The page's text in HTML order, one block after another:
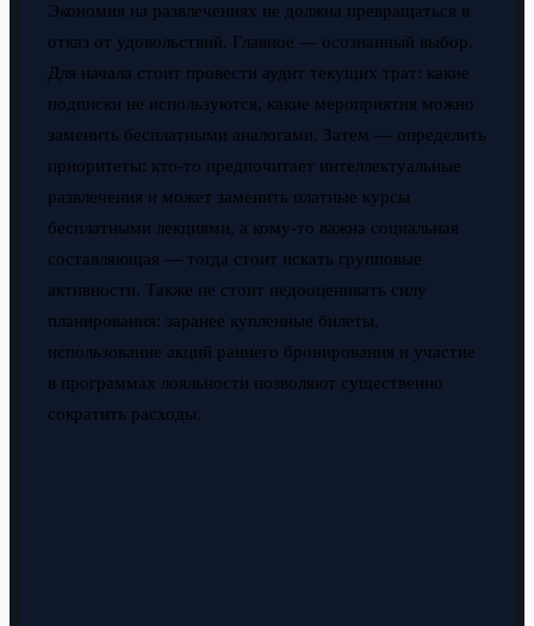
Экономия на развлечениях не должна превращаться в
отказ от удовольствий. Главное — осознанный выбор.
Для начала стоит провести аудит текущих трат: какие
подписки не используются, какие мероприятия можно
заменить бесплатными аналогами. Затем — определить
приоритеты: кто-то предпочитает интеллектуальные
развлечения и может заменить платные курсы
бесплатными лекциями, а кому-то важна социальная
составляющая — тогда стоит искать групповые
активности. Также не стоит недооценивать силу
планирования: заранее купленные билеты,
использование акций раннего бронирования и участие
в программах лояльности позволяют существенно
сократить расходы.